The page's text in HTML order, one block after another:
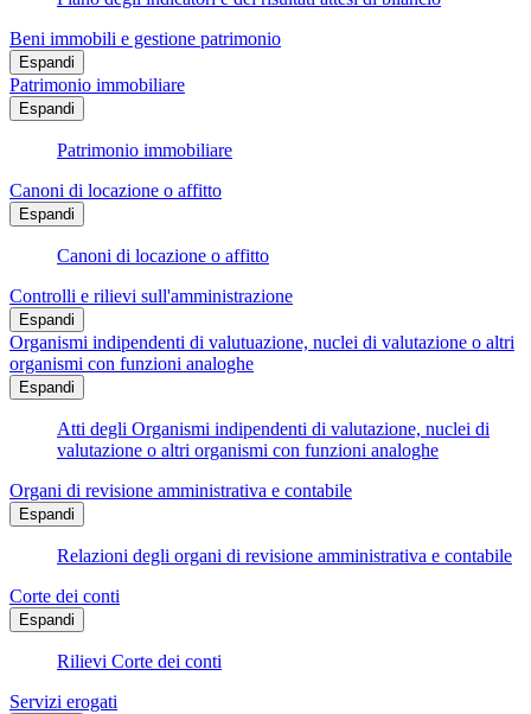
Beni immobili e gestione patrimonio
Espandi
Patrimonio immobiliare
Espandi
Patrimonio immobiliare
Canoni di locazione o affitto
Espandi
Canoni di locazione o affitto
Controlli e rilievi sull'amministrazione
Espandi
Organismi indipendenti di valutuazione, nuclei di valutazione o altri
organismi con funzioni analoghe
Espandi
Atti degli Organismi indipendenti di valutazione, nuclei di
valutazione o altri organismi con funzioni analoghe
Organi di revisione amministrativa e contabile
Espandi
Relazioni degli organi di revisione amministrativa e contabile
Corte dei conti
Espandi
Rilievi Corte dei conti
Servizi erogati